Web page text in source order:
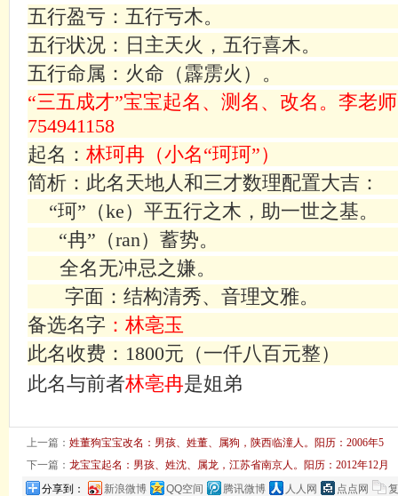
五行盈亏：五行亏木。
五行状况：日主天火，五行喜木。
五行命属：火命（霹雳火）。
“三五成才”宝宝起名、测名、改名。李老师
754941158
起名： 林珂冉（小名“珂珂”）
简析：此名天地人和三才数理配置大吉：
“珂”（ke）平五行之木，助一世之基。
“冉”（ran）蓄势。
全名无冲忌之嫌。
字面：结构清秀、音理文雅。
备选名字 ：林亳玉
此名收费： 1800元（一仟八百元整）
此名与前者林亳冉是姐弟
上一篇： 姓董狗宝宝改名：男孩、姓董、属狗，陕西临潼人。阳历：2006年5
下一篇： 龙宝宝起名：男孩、姓沈、属龙，江苏省南京人。阳历：2012年12月
分享到：
新浪微博 QQ空间 腾讯微博 人人网 点点网